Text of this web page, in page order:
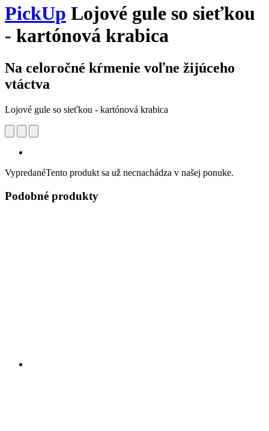
PickUp Lojové gule so sieťkou
- kartónová krabica
Na celoročné kŕmenie voľne žijúceho
vtáctva
Lojové gule so sieťkou - kartónová krabica
VypredanéTento produkt sa už necnachádza v našej ponuke.
Podobné produkty